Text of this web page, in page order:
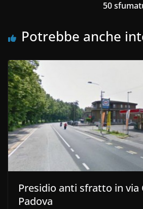
50
Potrebbe anche
Presidio anti sfratto in via
Padova